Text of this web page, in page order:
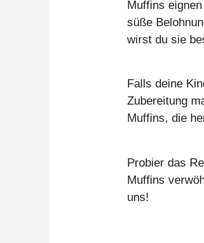
Muffins
süße
wirst du sie
Falls deine
Zubereitung
Muffins, die
Probier das
Muffins
uns!